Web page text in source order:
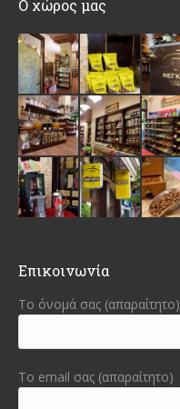
Ο χώρος μας
Επικοινωνία
Το όνομά σας (απαραίτητο)
Το email σας (απαραίτητο)